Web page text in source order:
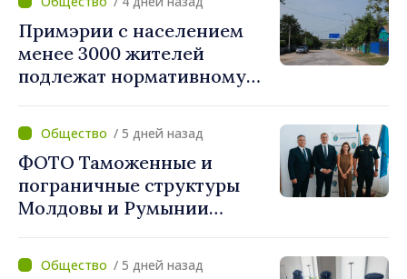
Примэрии с населением
менее 3000 жителей
подлежат нормативному
«Реформу нужно
завершить этой осенью»
/ 5 дней назад
ФОТО Таможенные и
пограничные структуры
Молдовы и Румынии
по разгрузке движения на
/ 5 дней назад